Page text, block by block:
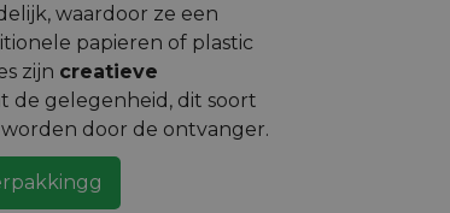
waardoor ze een
papieren of plastic
zijn creatieve
de gelegenheid, dit soort
door de ontvanger.